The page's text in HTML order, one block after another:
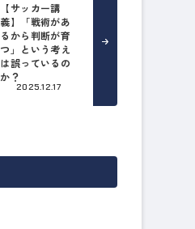
【サッカー講
義】「戦術があ
るから判断が育
つ」という考え
は誤っているの
か？
2025.12.17